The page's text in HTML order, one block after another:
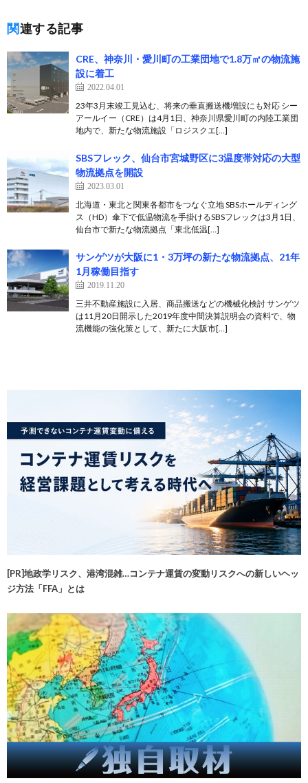
関連する記事
CRE、神奈川・愛川町の工業団地で1.8万㎡の物流施
設に着工
2022.04.01
23年3月末竣工見込む、将来の垂直搬送機増設にも対応 シー
アールイー（CRE）は4月1日、神奈川県愛川町の内陸工業団
地内で、新たな物流施設「ロジスクエ[…]
SBSフレック、仙台市宮城野区に3温度帯対応の大型
物流拠点を開設
2023.03.01
北海道・東北と関東各都市をつなぐ立地 SBSホールディング
ス（HD）傘下で低温物流を手掛けるSBSフレックは3月1日、
仙台市で新たな物流拠点「東北低温[…]
サンゲツが大阪に1・3万坪の新たな物流拠点、21年
1月稼働目指す
2019.11.20
三井不動産施設に入居、商品搬送などの機械化検討 サンゲツ
は11月20日開示した2019年度中間決算説明会の資料で、物
流機能の強化策として、新たに大阪市[…]
[PR]地政学リスク、港湾混雑…コンテナ運賃の変動リスクへの新しいヘッ
ジ方法「FFA」とは